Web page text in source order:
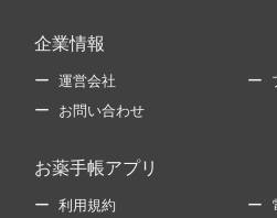
企業情報
運営会社
お問い合わせ
お薬手帳アプリ
利用規約